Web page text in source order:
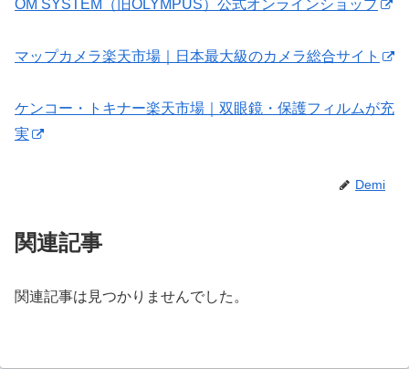
OM SYSTEM（旧OLYMPUS）公式オンラインショップ
マップカメラ楽天市場｜日本最大級のカメラ総合サイト
ケンコー・トキナー楽天市場｜双眼鏡・保護フィルムが充
実
Demi
関連記事
関連記事は見つかりませんでした。